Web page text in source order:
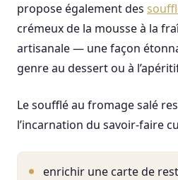
propose également des
crémeux de la mousse à la
artisanale — une façon
genre au dessert ou à
Le soufflé au fromage salé
l’incarnation du savoir-faire
enrichir une carte de